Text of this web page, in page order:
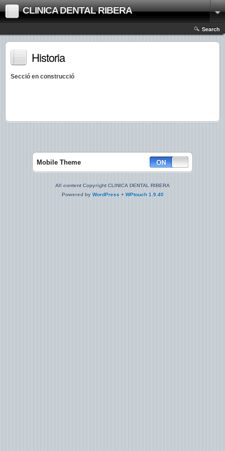
CLINICA DENTAL RIBERA
Search
Historia
Secció en construcció
Mobile Theme
All content Copyright CLINICA DENTAL RIBERA
Powered by WordPress + WPtouch 1.9.40